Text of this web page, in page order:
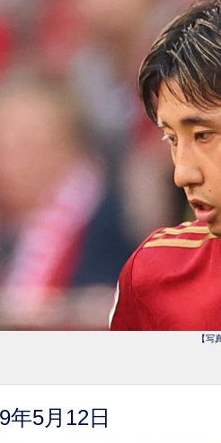
【写
年5月12日